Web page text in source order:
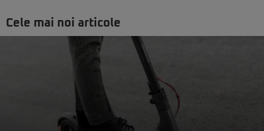
Cele mai noi articole